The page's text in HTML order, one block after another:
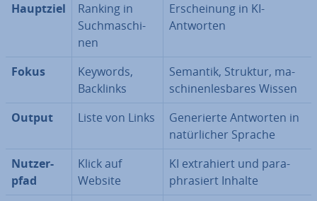
Hauptziel
Ranking in
Such­ma­schi­
nen
Er­schei­nung in KI-
Antworten
Fokus
Keywords,
Backlinks
Semantik, Struktur, ma­
schi­nen­les­ba­res Wissen
Output
Liste von Links
Ge­ne­rier­te Antworten in
na­tür­li­cher Sprache
Nut­zer­
pfad
Klick auf
Website
KI ex­tra­hiert und pa­ra­
phra­siert Inhalte